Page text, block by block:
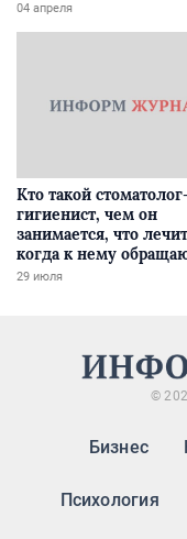
04 апреля
Кто такой
гигиенист, чем он
занимается, что
когда к нему
29 июля
©
Бизнес
Психология